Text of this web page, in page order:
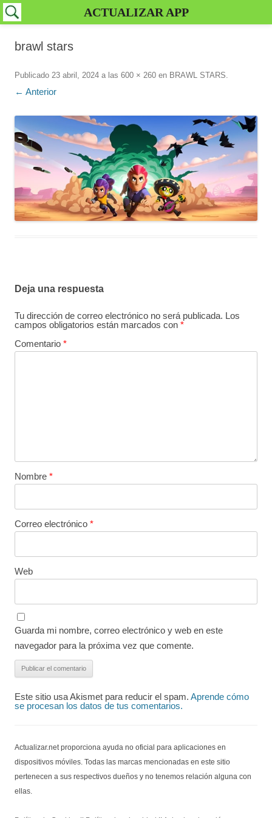
brawl stars
Publicado 23 abril, 2024 a las 600 × 260 en BRAWL STARS.
← Anterior
Deja una respuesta
Tu dirección de correo electrónico no será publicada. Los
campos obligatorios están marcados con *
Comentario *
Nombre *
Correo electrónico *
Web
Guarda mi nombre, correo electrónico y web en este
navegador para la próxima vez que comente.
Este sitio usa Akismet para reducir el spam. Aprende cómo
se procesan los datos de tus comentarios.
Actualizar.net proporciona ayuda no oficial para aplicaciones en
dispositivos móviles. Todas las marcas mencionadas en este sitio
pertenecen a sus respectivos dueños y no tenemos relación alguna con
ellas.
ACTUALIZAR APP